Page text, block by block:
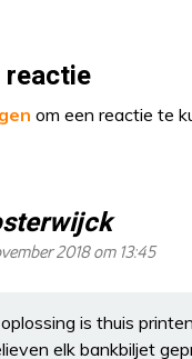
reactie
om een reactie te
2018 om 13:45
is thuis
elk bankbiljet